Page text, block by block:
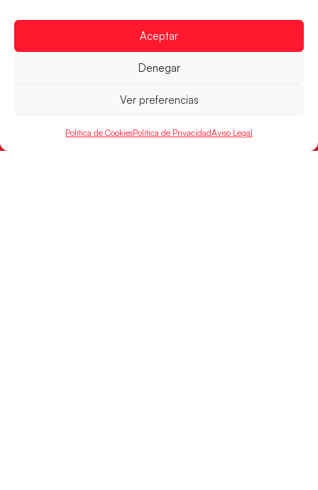
Aceptar
Denegar
Ver preferencias
Política de CookiesPolítica de PrivacidadAviso Legal
RFEBM © 2024. Todos los derechos reservados –
Desarrollado por